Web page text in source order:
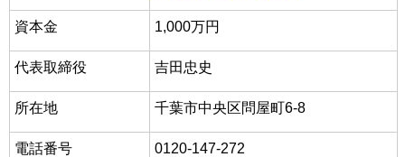
資本金 1,000万円
代表取締役 吉田忠史
所在地 千葉市中央区問屋町6-8
電話番号 0120-147-272